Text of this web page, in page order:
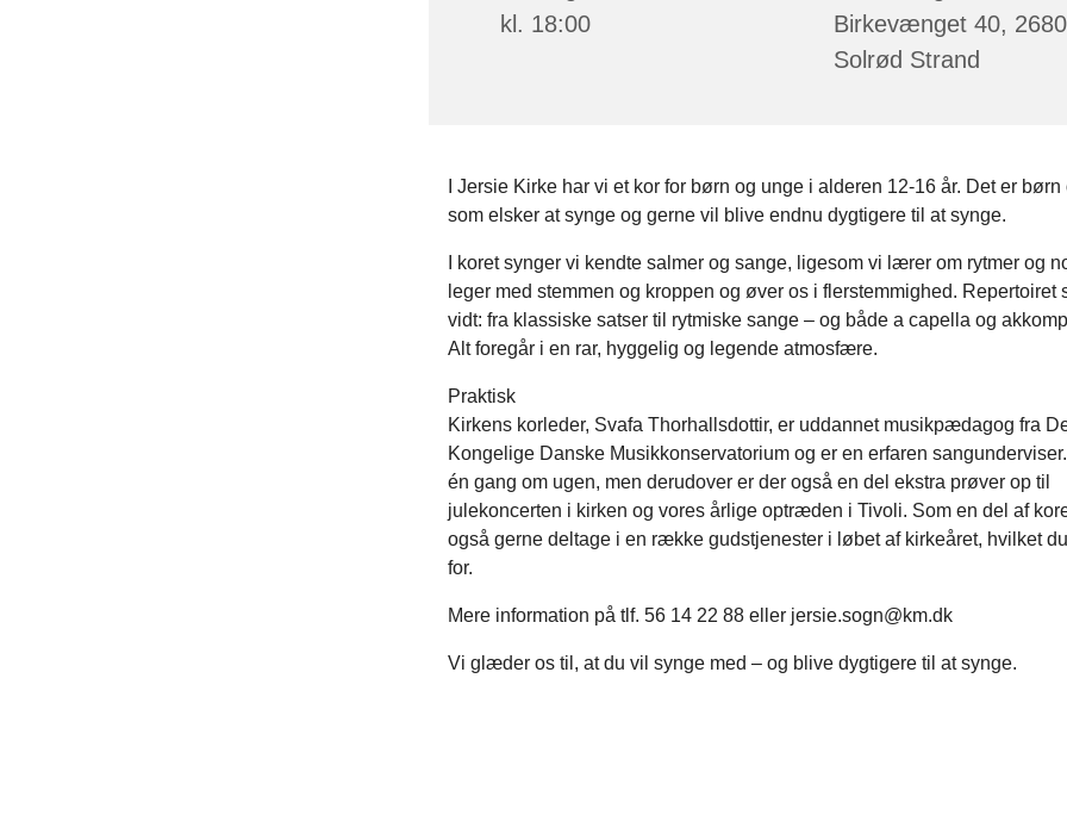
kl. 18:00
Birkevænget 40, 2680
Solrød Strand
I Jersie Kirke har vi et kor for børn og unge i alderen 12-16 år. Det er børn
som elsker at synge og gerne vil blive endnu dygtigere til at synge.
I koret synger vi kendte salmer og sange, ligesom vi lærer om rytmer og
leger med stemmen og kroppen og øver os i flerstemmighed. Repertoiret
vidt: fra klassiske satser til rytmiske sange – og både a capella og
Alt foregår i en rar, hyggelig og legende atmosfære.
Praktisk
Kirkens korleder, Svafa Thorhallsdottir, er uddannet musikpædagog fra
Kongelige Danske Musikkonservatorium og er en erfaren
én gang om ugen, men derudover er der også en del ekstra prøver op til
julekoncerten i kirken og vores årlige optræden i Tivoli. Som en del af
også gerne deltage i en række gudstjenester i løbet af kirkeåret, hvilket
for.
Mere information på tlf. 56 14 22 88 eller jersie.sogn@km.dk
Vi glæder os til, at du vil synge med – og blive dygtigere til at synge.